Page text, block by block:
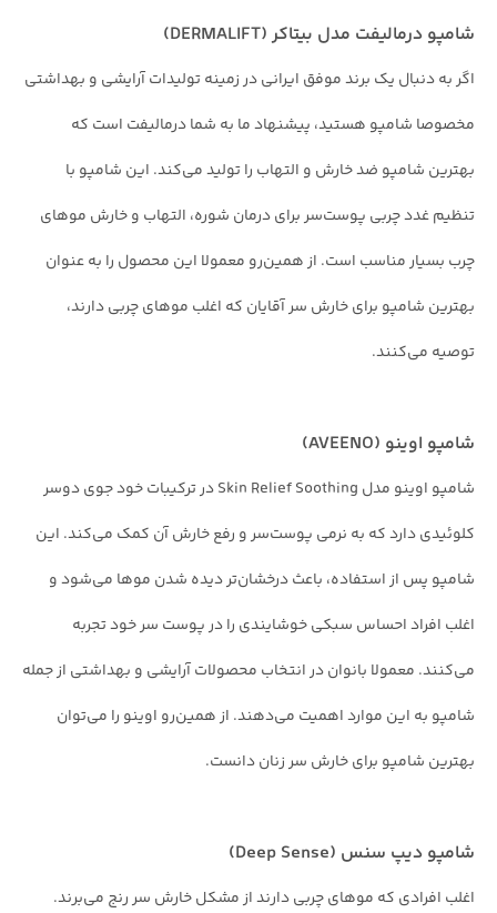
شامپو درمالیفت مدل بیتاکر (DERMALIFT)
اگر به دنبال یک برند موفق ایرانی در زمینه تولیدات آرایشی و بهداشتی
مخصوصا شامپو هستید، پیشنهاد ما به شما درمالیفت است که
بهترین شامپو ضد خارش و التهاب را تولید می‌کند. این شامپو با
تنظیم غدد چربی پوست‌سر برای درمان شوره، التهاب و خارش موهای
چرب بسیار مناسب است. از همین‌رو معمولا این محصول را به عنوان
بهترین شامپو برای خارش سر آقایان که اغلب موهای چربی دارند،
توصیه می‌کنند.
شامپو اوینو (AVEENO)
شامپو اوینو مدل Skin Relief Soothing در ترکیبات خود جوی دوسر
کلوئیدی دارد که به نرمی پوست‌سر و رفع خارش آن کمک می‌کند. این
شامپو پس از استفاده، باعث درخشان‌تر دیده شدن موها می‌شود و
اغلب افراد احساس سبکی خوشایندی را در پوست سر خود تجربه
می‌کنند. معمولا بانوان در انتخاب محصولات آرایشی و بهداشتی از جمله
شامپو به این موارد اهمیت می‌دهند. از همین‌رو اوینو را می‌توان
بهترین شامپو برای خارش سر زنان دانست.
شامپو دیپ سنس (Deep Sense)
اغلب افرادی که موهای چربی دارند از مشکل خارش سر رنج می‌برند.